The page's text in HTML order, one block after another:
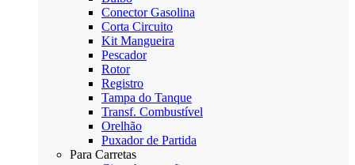
Conector Gasolina
Corta Circuito
Kit Mangueira
Pescador
Rotor
Registro
Tampa do Tanque
Transf. Combustível
Orelhão
Puxador de Partida
Para Carretas